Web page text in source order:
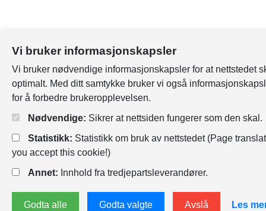
Vi bruker informasjonskapsler
Vi bruker nødvendige informasjonskapsler for at nettstedet
optimalt. Med ditt samtykke bruker vi også
for å forbedre brukeropplevelsen.
Nødvendige: Sikrer at nettsiden fungerer som den skal.
Statistikk: Statistikk om bruk av nettstedet (Page
you accept this cookie!)
Annet: Innhold fra tredjepartsleverandører.
Godta alle Godta valgte Avslå Les